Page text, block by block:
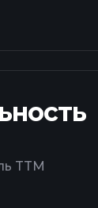
TTM